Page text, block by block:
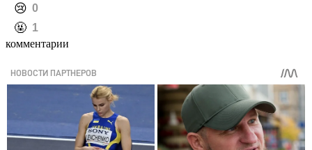
️😢 0
️🤬 1
комментарии